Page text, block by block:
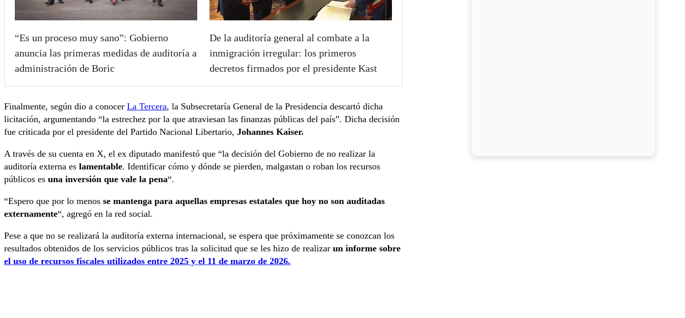
“Es un proceso muy sano”: Gobierno
anuncia las primeras medidas de auditoría a
administración de Boric
De la auditoría general al combate a la
inmigración irregular: los primeros
decretos firmados por el presidente Kast
Finalmente, según dio a conocer La Tercera, la Subsecretaría General de la Presidencia descartó dicha
licitación, argumentando “la estrechez por la que atraviesan las finanzas públicas del país”. Dicha decisión
fue criticada por el presidente del Partido Nacional Libertario, Johannes Kaiser.
A través de su cuenta en X, el ex diputado manifestó que “la decisión del Gobierno de no realizar la
auditoría externa es lamentable. Identificar cómo y dónde se pierden, malgastan o roban los recursos
públicos es una inversión que vale la pena“.
“Espero que por lo menos se mantenga para aquellas empresas estatales que hoy no son auditadas
externamente“, agregó en la red social.
Pese a que no se realizará la auditoría externa internacional, se espera que próximamente se conozcan los
resultados obtenidos de los servicios públicos tras la solicitud que se les hizo de realizar un informe sobre
el uso de recursos fiscales utilizados entre 2025 y el 11 de marzo de 2026.